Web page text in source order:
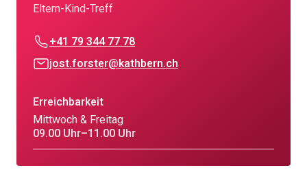
Eltern-Kind-Treff
+41 79 344 77 78
jost.forster@kathbern.ch
Erreichbarkeit
Mittwoch & Freitag
09.00 Uhr–11.00 Uhr